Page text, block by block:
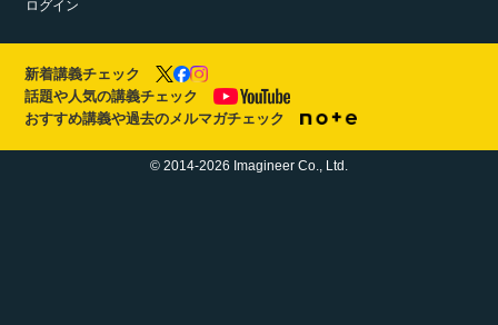
ログイン
新着講義チェック
話題や人気の講義チェック
おすすめ講義や過去のメルマガチェック
© 2014-2026 Imagineer Co., Ltd.